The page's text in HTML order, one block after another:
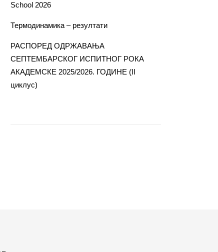
School 2026
Термодинамика – резултати
РАСПОРЕД ОДРЖАВАЊА
СЕПТЕМБАРСКОГ ИСПИТНОГ РОКА
АКАДЕМСКЕ 2025/2026. ГОДИНЕ (II
циклус)